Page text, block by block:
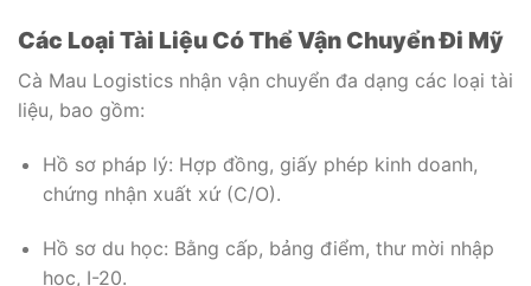
Các Loại Tài Liệu Có Thể Vận Chuyển Đi Mỹ
Cà Mau Logistics nhận vận chuyển đa dạng các loại tài
liệu, bao gồm:
Hồ sơ pháp lý: Hợp đồng, giấy phép kinh doanh,
chứng nhận xuất xứ (C/O).
Hồ sơ du học: Bằng cấp, bảng điểm, thư mời nhập
học, I-20.